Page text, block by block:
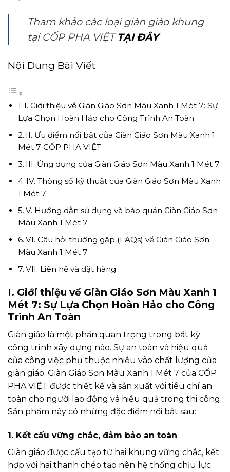
Tham khảo các loại giàn giáo khung
tại CỐP PHA VIỆT TẠI ĐÂY
Nội Dung Bài Viết
I. Giới thiệu về Giàn Giáo Sơn Màu Xanh 1 Mét 7: Sự
Lựa Chọn Hoàn Hảo cho Công Trình An Toàn
II. Ưu điểm nổi bật của Giàn Giáo Sơn Màu Xanh 1
Mét 7 CỐP PHA VIỆT
III. Ứng dụng của Giàn Giáo Sơn Màu Xanh 1 Mét 7
IV. Thông số kỹ thuật của Giàn Giáo Sơn Màu Xanh
1 Mét 7
V. Hướng dẫn sử dụng và bảo quản Giàn Giáo Sơn
Màu Xanh 1 Mét 7
VI. Câu hỏi thường gặp (FAQs) về Giàn Giáo Sơn
Màu Xanh 1 Mét 7
VII. Liên hệ và đặt hàng
I. Giới thiệu về Giàn Giáo Sơn Màu Xanh 1
Mét 7: Sự Lựa Chọn Hoàn Hảo cho Công
Trình An Toàn
Giàn giáo là một phần quan trọng trong bất kỳ
công trình xây dựng nào. Sự an toàn và hiệu quả
của công việc phụ thuộc nhiều vào chất lượng của
giàn giáo. Giàn Giáo Sơn Màu Xanh 1 Mét 7 của CỐP
PHA VIỆT được thiết kế và sản xuất với tiêu chí an
toàn cho người lao động và hiệu quả trong thi công.
Sản phẩm này có những đặc điểm nổi bật sau:
1. Kết cấu vững chắc, đảm bảo an toàn
Giàn giáo được cấu tạo từ hai khung vững chắc, kết
hợp với hai thanh chéo tạo nên hệ thống chịu lực